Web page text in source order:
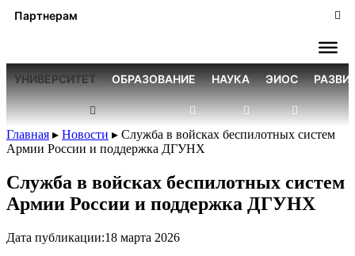
Партнерам
УНИВЕРСИТЕТ ОБРАЗОВАНИЕ НАУКА ЭИОС
Главная ▸ Новости ▸ Служба в войсках беспилотных систем
Армии России и поддержка ДГУНХ
Служба в войсках беспилотных систем
Армии России и поддержка ДГУНХ
Дата публикации:18 марта 2026